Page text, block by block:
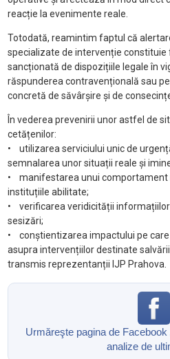
reacție la evenimente reale.
Totodată, reamintim faptul că
specializate de intervenție
sancționată de dispozițiile legale în
răspunderea contravențională sau
concretă de săvârșire și de
În vederea prevenirii unor astfel de
cetățenilor:
• utilizarea serviciului unic de
semnalarea unor situații reale și
• manifestarea unui comportament
instituțiile abilitate;
• verificarea veridicității
sesizări;
• conștientizarea impactului pe
asupra intervențiilor destinate
transmis reprezentanții IJP Prahova.
Urmăreşte pagina de Facebook
analize de